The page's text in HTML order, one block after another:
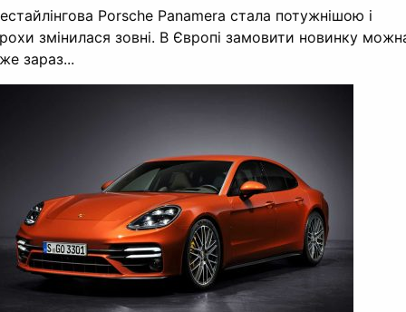
Porsche Panamera стала потужнішою і
змінилася зовні. В Європі замовити новинку
зараз...